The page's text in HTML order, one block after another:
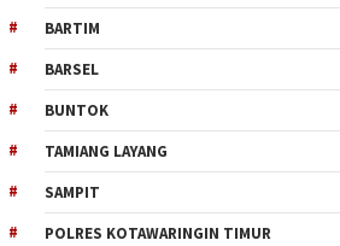
BARTIM
BARSEL
BUNTOK
TAMIANG LAYANG
SAMPIT
POLRES KOTAWARINGIN TIMUR